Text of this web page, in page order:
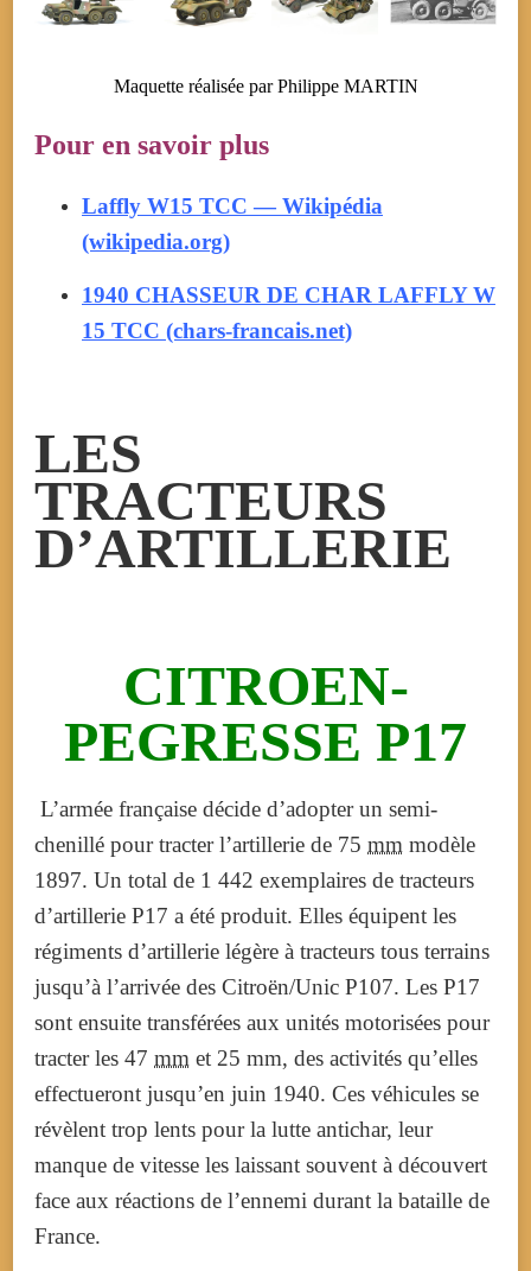
Maquette réalisée par Philippe MARTIN
Pour en savoir plus
Laffly W15 TCC — Wikipédia
(wikipedia.org)
1940 CHASSEUR DE CHAR LAFFLY W
15 TCC (chars-francais.net)
LES
TRACTEURS
D’ARTILLERIE
CITROEN-
PEGRESSE P17
L’armée française décide d’adopter un semi-
chenillé pour tracter l’artillerie de 75 mm modèle
1897. Un total de 1 442 exemplaires de tracteurs
d’artillerie P17 a été produit. Elles équipent les
régiments d’artillerie légère à tracteurs tous terrains
jusqu’à l’arrivée des Citroën/Unic P107. Les P17
sont ensuite transférées aux unités motorisées pour
tracter les 47 mm et 25 mm, des activités qu’elles
effectueront jusqu’en juin 1940. Ces véhicules se
révèlent trop lents pour la lutte antichar, leur
manque de vitesse les laissant souvent à découvert
face aux réactions de l’ennemi durant la bataille de
France.